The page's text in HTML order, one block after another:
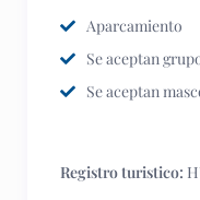
Aparcamiento
Se aceptan
Se aceptan
Registro turistico: